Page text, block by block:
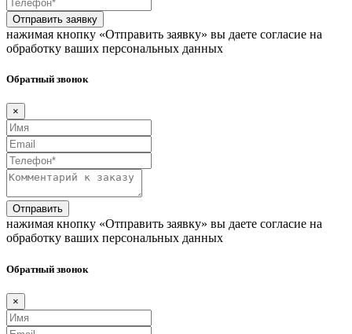
Отправить заявку
нажимая кнопку «Отправить заявку» вы даете согласие на
обработку ваших персональных данных
Обратный звонок
×
Отправить
нажимая кнопку «Отправить заявку» вы даете согласие на
обработку ваших персональных данных
Обратный звонок
×